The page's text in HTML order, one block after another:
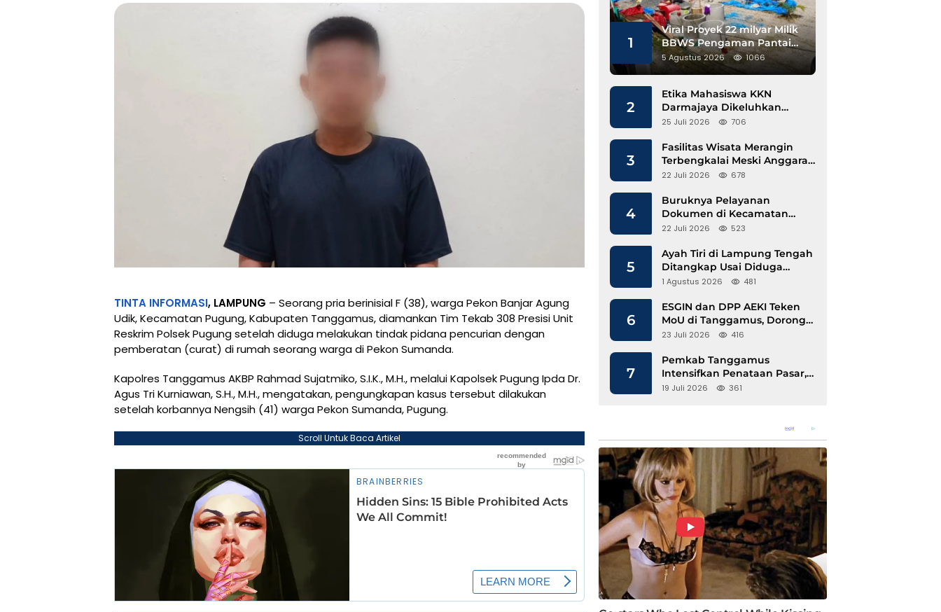
TINTA INFORMASI, LAMPUNG – Seorang pria berinisial F (38), warga Pekon Banjar Agung
Udik, Kecamatan Pugung, Kabupaten Tanggamus, diamankan Tim Tekab 308 Presisi Unit
Reskrim Polsek Pugung setelah diduga melakukan tindak pidana pencurian dengan
pemberatan (curat) di rumah seorang warga di Pekon Sumanda.
Kapolres Tanggamus AKBP Rahmad Sujatmiko, S.I.K., M.H., melalui Kapolsek Pugung Ipda Dr.
Agus Tri Kurniawan, S.H., M.H., mengatakan, pengungkapan kasus tersebut dilakukan
setelah korbannya Nengsih (41) warga Pekon Sumanda, Pugung.
Scroll Untuk Baca Artikel
1
Viral Proyek 22 milyar Milik
BBWS Pengaman Pantai
Pesisir Barat Diduga
Gunakan Besi Banci
5 Agustus 2026 1066
2
Etika Mahasiswa KKN
Darmajaya Dikeluhkan
Kepala Pekon Sinar Jawa
25 Juli 2026 706
3
Fasilitas Wisata Merangin
Terbengkalai Meski Anggaran
Perawatan Terus Mengalir
22 Juli 2026 678
4
Buruknya Pelayanan
Dokumen di Kecamatan
Pangkalan Susu, Kinerja
22 Juli 2026 523
5
Ayah Tiri di Lampung Tengah
Ditangkap Usai Diduga
Hamili Anak di Bawah Umur
1 Agustus 2026 481
6
ESGIN dan DPP AEKI Teken
MoU di Tanggamus, Dorong
Ekonomi Hijau Berbasis Kopi
23 Juli 2026 416
7
Pemkab Tanggamus
Intensifkan Penataan Pasar,
Pedagang Diajak Tempati
19 Juli 2026 361